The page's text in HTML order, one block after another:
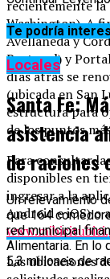
recientemente la
Washington). A
Avellaneda y
Portugal) y
días atrás se
(ubicada en San
estructura para
de los puntos
Para consultar
disponibles en
ingresar a la
Android e iOS) o
Las ubicaciones
Te podría
Locales
Santa Fe:
asistencia
de raciones
Un relevamiento
que 164
red municipal
Alimentaria. En lo
5,3 millones de